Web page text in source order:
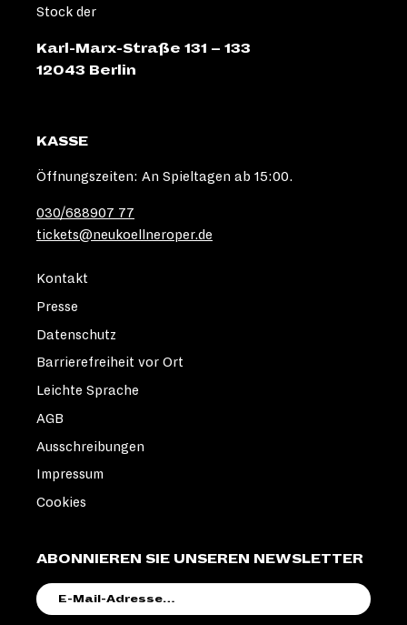
Stock der
Karl-Marx-Straße 131 – 133
12043 Berlin
KASSE
Öffnungszeiten: An Spieltagen ab 15:00.
030/688907 77
tickets@neukoellneroper.de
ABONNIEREN SIE UNSEREN NEWSLETTER
MAIL-
Kontakt
Presse
Datenschutz
Barrierefreiheit vor Ort
Leichte Sprache
AGB
Ausschreibungen
Impressum
Cookies